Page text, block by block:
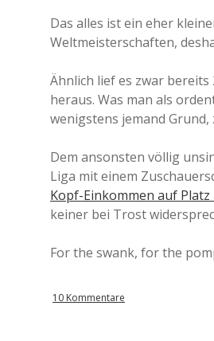
Das alles ist ein eher
Weltmeisterschaften,
Ähnlich lief es zwar
heraus. Was man als
wenigstens jemand Grund,
Dem ansonsten völlig
Liga mit einem
Kopf-Einkommen auf
keiner bei Trost
For the swank, for the
10 Kommentare